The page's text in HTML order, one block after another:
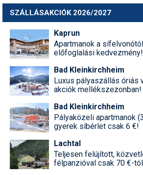
SZÁLLÁSAKCIÓK 2026/2027
Kaprun
Apartmanok a
előfoglalási kedvezmény!
Bad Kleinkirchheim
Luxus pályaszállás óriás
akciók mellékszezonban!
Bad Kleinkirchheim
Pályaközeli apartmanok
gyerek síbérlet csak 6 €!
Lachtal
Teljesen felújított,
félpanzióval csak 70 €-